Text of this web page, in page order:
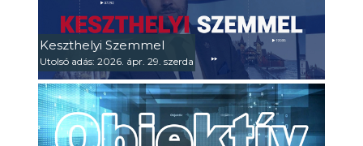
Keszthelyi Szemmel
Utolsó adás: 2026. ápr. 29. szerda